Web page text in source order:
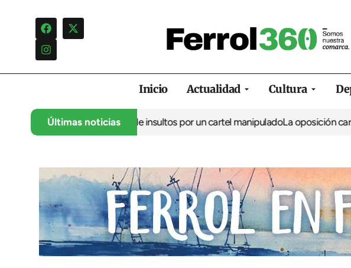
Inicio Actualidad Cultura
Últimas noticias
una campaña de insultos por un cartel manipuladoLa oposición carga